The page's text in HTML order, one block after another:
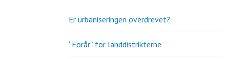
Er urbaniseringen overdrevet?
“Forår” for landdistrikterne